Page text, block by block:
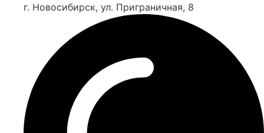
г. Новосибирск, ул. Приграничная, 8